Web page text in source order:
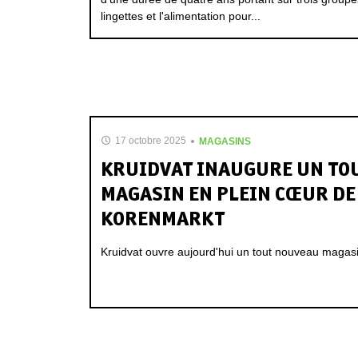
lingettes et l'alimentation pour...
17 octobre 2025 MAGASINS
KRUIDVAT INAUGURE UN
MAGASIN EN PLEIN CŒUR
KORENMARKT
Kruidvat ouvre aujourd'hui un tout nouveau